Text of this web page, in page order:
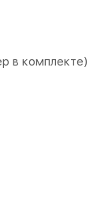
в комплекте)